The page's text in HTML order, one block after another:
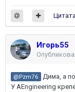
Цитата
Игорь55
@Pzm76
Дима, а
У AEngineering